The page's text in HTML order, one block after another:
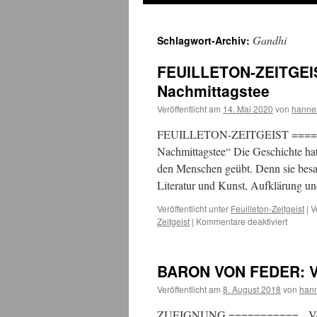
Schlagwort-Archiv: Gandhi
FEUILLETON-
Nachmittagstee
Veröffentlicht am 14. Mai 2020 von
FEUILLETON-ZEITGEIST
Nachmittagstee“ Die Geschichte
den Menschen geübt. Denn sie
Literatur und Kunst, Aufklärung
Veröffentlicht unter Feuilleton-Zeitgeist |
Zeitgeist | Kommentare deaktiviertfür
und
beim
BARON VON
Veröffentlicht am 8. August 2018 von